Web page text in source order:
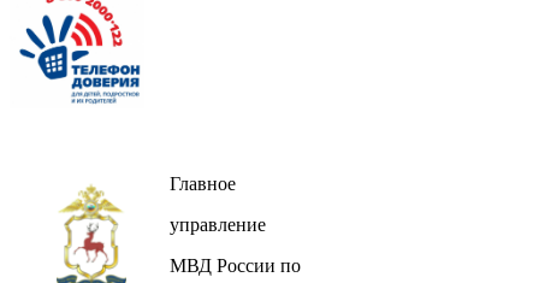
Главное
управление
МВД России по